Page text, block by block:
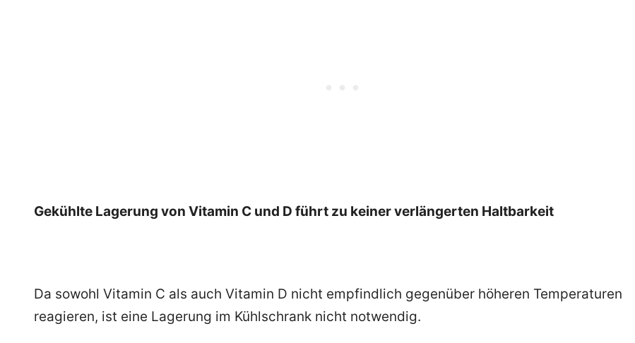
Gekühlte Lagerung von Vitamin C und D führt zu keiner verlängerten Haltbarkeit
Da sowohl Vitamin C als auch Vitamin D nicht empfindlich gegenüber höheren Temperaturen
reagieren, ist eine Lagerung im Kühlschrank nicht notwendig.